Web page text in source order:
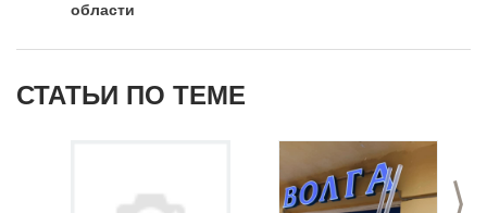
области
СТАТЬИ ПО ТЕМЕ
>